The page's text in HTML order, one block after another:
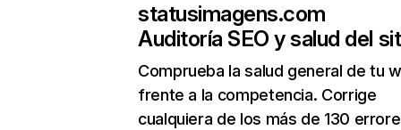
statusimagens.com
Auditoría SEO y salud del
Comprueba la salud general de tu
frente a la competencia. Corrige
cualquiera de los más de 130